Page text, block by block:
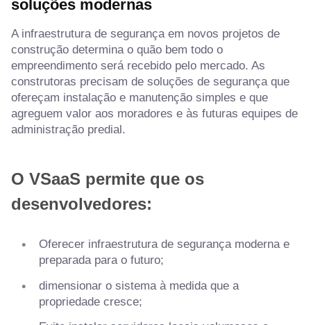
soluções modernas
A infraestrutura de segurança em novos projetos de
construção determina o quão bem todo o
empreendimento será recebido pelo mercado. As
construtoras precisam de soluções de segurança que
ofereçam instalação e manutenção simples e que
agreguem valor aos moradores e às futuras equipes de
administração predial.
O VSaaS permite que os
desenvolvedores:
Oferecer infraestrutura de segurança moderna e
preparada para o futuro;
dimensionar o sistema à medida que a
propriedade cresce;